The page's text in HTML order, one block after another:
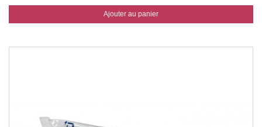
Ajouter au panier